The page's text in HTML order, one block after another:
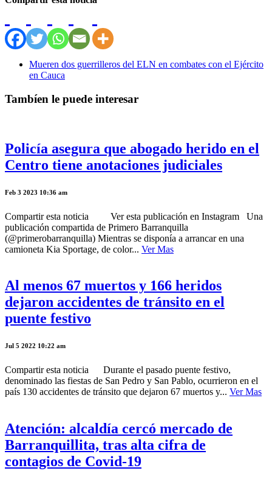
Mueren dos guerrilleros del ELN en combates con el Ejército
en Cauca
Tambíen le puede interesar
Policía asegura que abogado herido en el
Centro tiene anotaciones judiciales
Feb 3 2023 10:36 am
Compartir esta noticia Ver esta publicación en Instagram Una
publicación compartida de Primero Barranquilla
(@primerobarranquilla) Mientras se disponía a arrancar en una
camioneta Kia Sportage, de color... Ver Mas
Al menos 67 muertos y 166 heridos
dejaron accidentes de tránsito en el
puente festivo
Jul 5 2022 10:22 am
Compartir esta noticia Durante el pasado puente festivo,
denominado las fiestas de San Pedro y San Pablo, ocurrieron en el
país 130 accidentes de tránsito que dejaron 67 muertos y... Ver Mas
Atención: alcaldía cercó mercado de
Barranquillita, tras alta cifra de
contagios de Covid-19